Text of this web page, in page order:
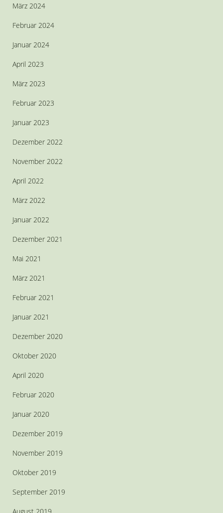
März 2024
Februar 2024
Januar 2024
April 2023
März 2023
Februar 2023
Januar 2023
Dezember 2022
November 2022
April 2022
März 2022
Januar 2022
Dezember 2021
Mai 2021
März 2021
Februar 2021
Januar 2021
Dezember 2020
Oktober 2020
April 2020
Februar 2020
Januar 2020
Dezember 2019
November 2019
Oktober 2019
September 2019